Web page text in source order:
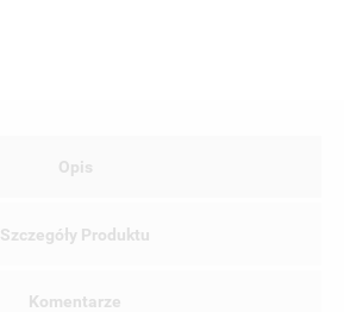
Opis
Szczegóły Produktu
Komentarze